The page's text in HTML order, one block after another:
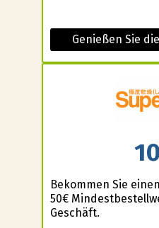
Genießen Sie
Bekommen Sie
50€
Geschäft.